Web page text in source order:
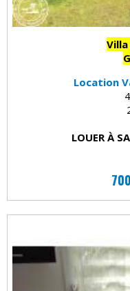
Location
LOUER À